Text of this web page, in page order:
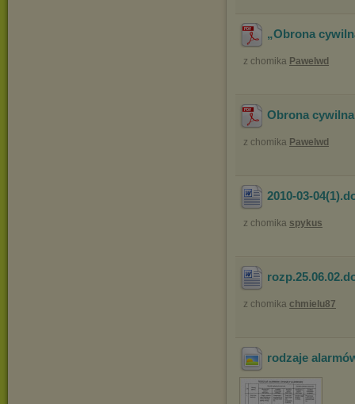
„Obrona
z chomika Pawelwd
Obrona
z chomika Pawelwd
2010-03-04(1)
z chomika spykus
rozp.25.06.02
z chomika chmielu87
rodzaje